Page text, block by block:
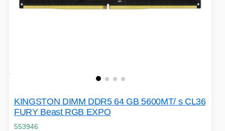
SWITCHE
RÁDIA - STANICE
KINGSTON DIMM DDR5 64 GB 5600MT/ s CL36
FURY Beast RGB EXPO
553946